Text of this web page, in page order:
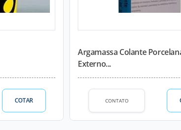
COTAR
Argamassa Colante
Externo...
CONTATO